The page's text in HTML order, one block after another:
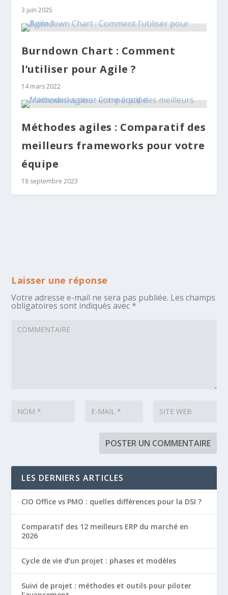
3 juin 2025
Burndown Chart : Comment
l’utiliser pour Agile ?
14 mars 2022
Méthodes agiles : Comparatif des
meilleurs frameworks pour votre
équipe
18 septembre 2023
Laisser une réponse
Votre adresse e-mail ne sera pas publiée. Les champs
obligatoires sont indiqués avec *
LES DERNIERS ARTICLES
CIO Office vs PMO : quelles différences pour la DSI ?
Comparatif des 12 meilleurs ERP du marché en
2026
Cycle de vie d’un projet : phases et modèles
Suivi de projet : méthodes et outils pour piloter